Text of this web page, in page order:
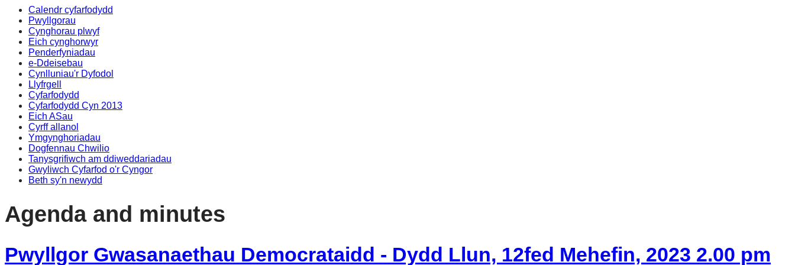
Calendr cyfarfodydd
Pwyllgorau
Cynghorau plwyf
Eich cynghorwyr
Penderfyniadau
e-Ddeisebau
Cynlluniau'r Dyfodol
Llyfrgell
Cyfarfodydd
Cyfarfodydd Cyn 2013
Eich ASau
Cyrff allanol
Ymgynghoriadau
Dogfennau Chwilio
Tanysgrifiwch am ddiweddariadau
Gwyliwch Cyfarfod o'r Cyngor
Beth sy'n newydd
Agenda and minutes
Pwyllgor Gwasanaethau Democrataidd - Dydd Llun, 12fed Mehefin, 2023 2.00 pm